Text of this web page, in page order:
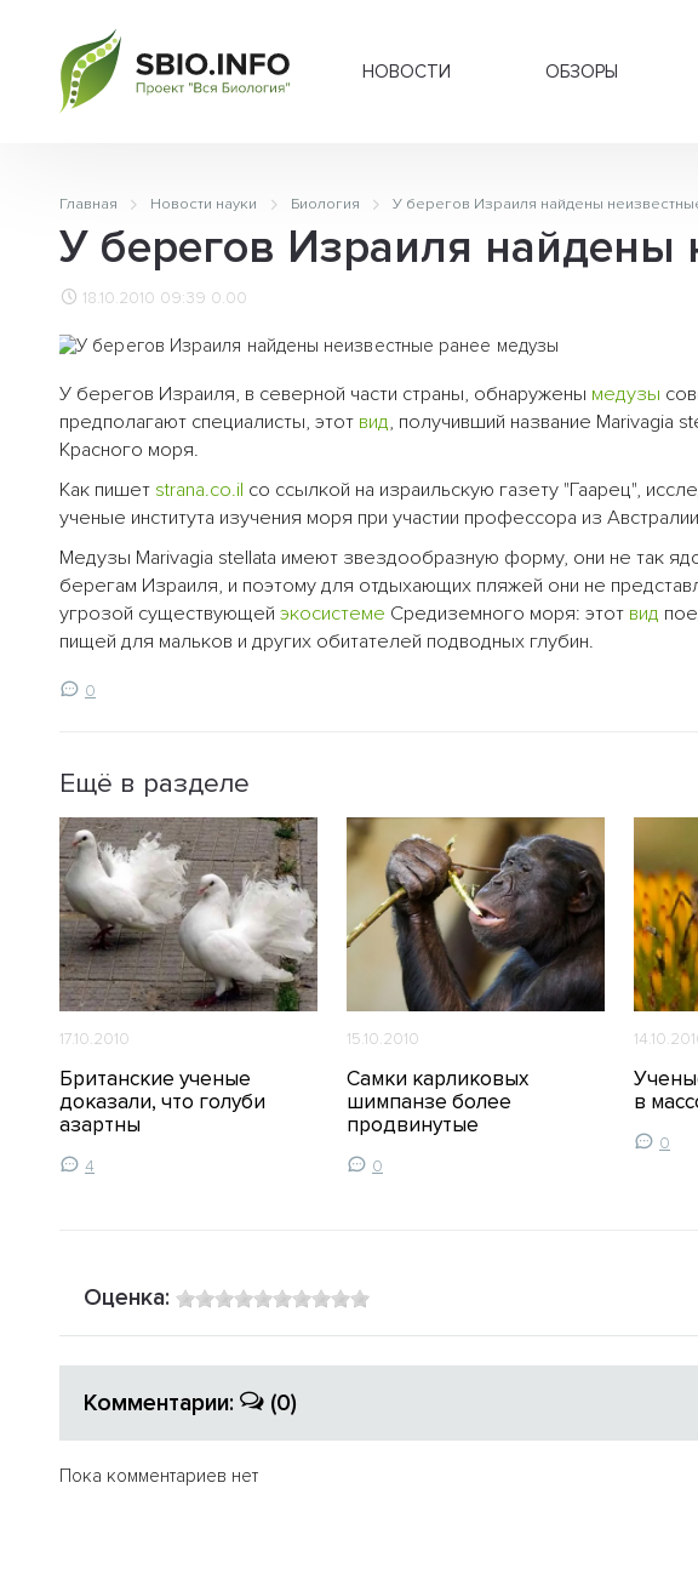
НОВОСТИ ОБЗОРЫ
Главная Новости науки Биология У берегов Израиля найдены
У берегов Израиля найдены
18.10.2010 09:39 0.00
У берегов Израиля, в северной части страны, обнаружены медузы
предполагают специалисты, этот вид, получивший название Marivagia
Красного моря.
Как пишет strana.co.il со ссылкой на израильскую газету "Гаарец",
ученые института изучения моря при участии профессора из
Медузы Marivagia stellata имеют звездообразную форму, они не так
берегам Израиля, и поэтому для отдыхающих пляжей они не
угрозой существующей экосистеме Средиземного моря: этот вид
пищей для мальков и других обитателей подводных глубин.
0
Ещё в разделе
17.10.2010
Британские ученые
доказали, что голуби
азартны
4
15.10.2010
Самки карликовых
шимпанзе более
продвинутые
0
в
0
Оценка:
Комментарии: (0)
Пока комментариев нет